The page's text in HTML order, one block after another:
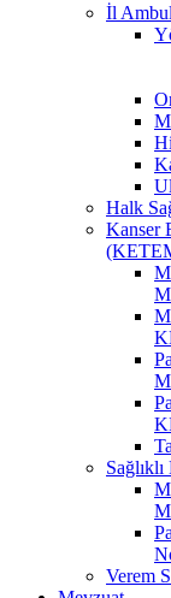
İl
Halk
Kanser
Verem